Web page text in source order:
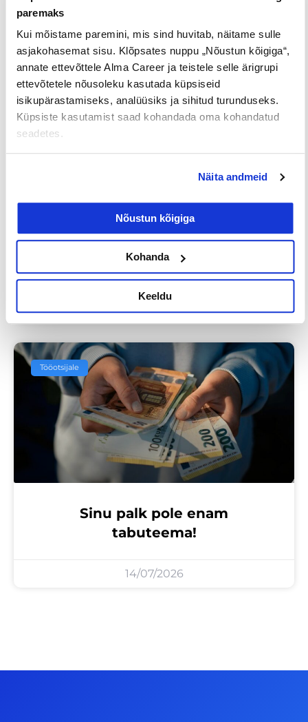
paremaks
Kui mõistame paremini, mis sind huvitab, näitame sulle
asjakohasemat sisu. Klõpsates nuppu „Nõustun kõigiga“,
annate ettevõttele Alma Career ja teistele selle ärigrupi
ettevõtetele nõusoleku kasutada küpsiseid
isikupärastamiseks, analüüsiks ja sihitud turunduseks.
Küpsiste kasutamist saad kohandada oma kohandatud
seadetes.
Näita andmeid
Nõustun kõigiga
Kohanda
Keeldu
Uuringud
Iga neljas eestlane on käinud
tööintervjuul ilma tegeliku
vahetuskavatsuseta
Tööotsijale
Sinu palk pole enam
tabuteema!
14/07/2026